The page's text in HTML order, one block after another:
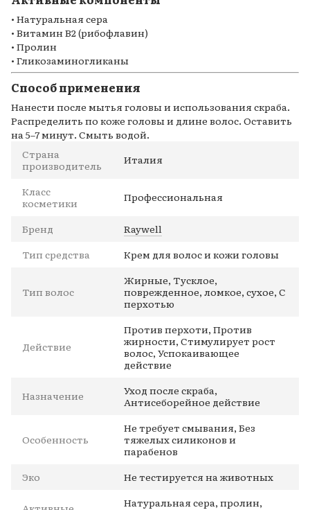
• Натуральная сера
• Витамин B2 (рибофлавин)
• Пролин
• Гликозаминогликаны
Способ применения
Нанести после мытья головы и использования скраба.
Распределить по коже головы и длине волос. Оставить
на 5–7 минут. Смыть водой.
Страна
производитель
Италия
Класс
косметики
Профессиональная
Бренд
Raywell
Тип средства
Крем для волос и кожи головы
Тип волос
Жирные, Тусклое,
поврежденное, ломкое, сухое, С
перхотью
Действие
Против перхоти, Против
жирности, Стимулирует рост
волос, Успокаивающее
действие
Назначение
Уход после скраба,
Антисеборейное действие
Особенность
Не требует смывания, Без
тяжелых силиконов и
парабенов
Эко
Не тестируется на животных
Натуральная сера, пролин,